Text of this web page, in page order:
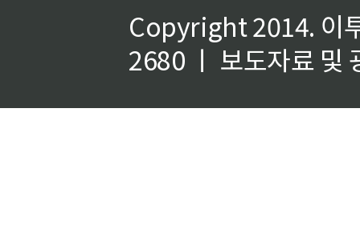
Copyright 2014. 이
2680 ㅣ 보도자료